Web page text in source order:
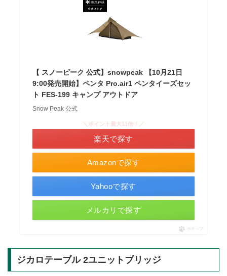
【 スノーピーク 公式】snowpeak 【10月21日
9:00発売開始】ペンタ Pro.air1 ペンタイーズセッ
ト FES-199 キャンプ アウトドア
Snow Peak 公式
Amazonで探す
＼ポイント最大11倍！／
楽天で探す
Yahooで探す
メルカリで探す
ポチップ
ジカロテーブル 2ユニットブリッジ